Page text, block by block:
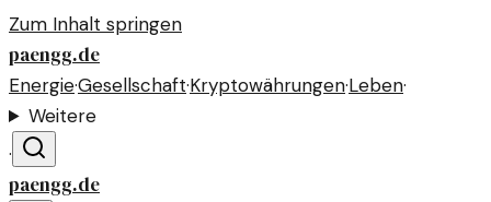
Zum Inhalt springen
paengg.de
Energie·Gesellschaft·Kryptowährungen·Leben·
Weitere
·
paengg.de